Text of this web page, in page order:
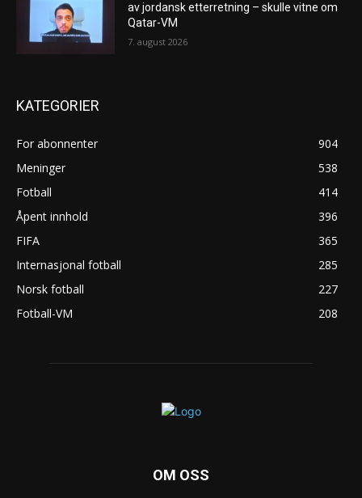
av jordansk etterretning – skulle vitne om
Qatar-VM
7. august 2026
KATEGORIER
For abonnenter
904
Meninger
538
Fotball
414
Åpent innhold
396
FIFA
365
Internasjonal fotball
285
Norsk fotball
227
Fotball-VM
208
OM OSS